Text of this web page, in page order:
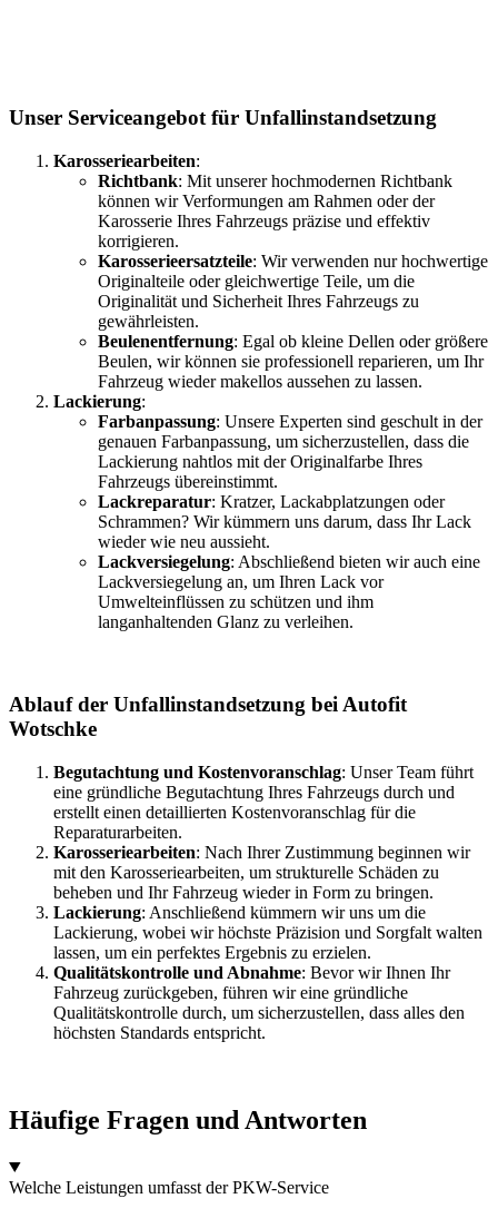
Unser Serviceangebot für Unfallinstandsetzung
Karosseriearbeiten:
Richtbank: Mit unserer hochmodernen Richtbank
können wir Verformungen am Rahmen oder der
Karosserie Ihres Fahrzeugs präzise und effektiv
korrigieren.
Karosserieersatzteile: Wir verwenden nur hochwertige
Originalteile oder gleichwertige Teile, um die
Originalität und Sicherheit Ihres Fahrzeugs zu
gewährleisten.
Beulenentfernung: Egal ob kleine Dellen oder größere
Beulen, wir können sie professionell reparieren, um Ihr
Fahrzeug wieder makellos aussehen zu lassen.
Lackierung:
Farbanpassung: Unsere Experten sind geschult in der
genauen Farbanpassung, um sicherzustellen, dass die
Lackierung nahtlos mit der Originalfarbe Ihres
Fahrzeugs übereinstimmt.
Lackreparatur: Kratzer, Lackabplatzungen oder
Schrammen? Wir kümmern uns darum, dass Ihr Lack
wieder wie neu aussieht.
Lackversiegelung: Abschließend bieten wir auch eine
Lackversiegelung an, um Ihren Lack vor
Umwelteinflüssen zu schützen und ihm
langanhaltenden Glanz zu verleihen.
Ablauf der Unfallinstandsetzung bei Autofit
Wotschke
Begutachtung und Kostenvoranschlag: Unser Team führt
eine gründliche Begutachtung Ihres Fahrzeugs durch und
erstellt einen detaillierten Kostenvoranschlag für die
Reparaturarbeiten.
Karosseriearbeiten: Nach Ihrer Zustimmung beginnen wir
mit den Karosseriearbeiten, um strukturelle Schäden zu
beheben und Ihr Fahrzeug wieder in Form zu bringen.
Lackierung: Anschließend kümmern wir uns um die
Lackierung, wobei wir höchste Präzision und Sorgfalt walten
lassen, um ein perfektes Ergebnis zu erzielen.
Qualitätskontrolle und Abnahme: Bevor wir Ihnen Ihr
Fahrzeug zurückgeben, führen wir eine gründliche
Qualitätskontrolle durch, um sicherzustellen, dass alles den
höchsten Standards entspricht.
Häufige Fragen und Antworten
Welche Leistungen umfasst der PKW-Service